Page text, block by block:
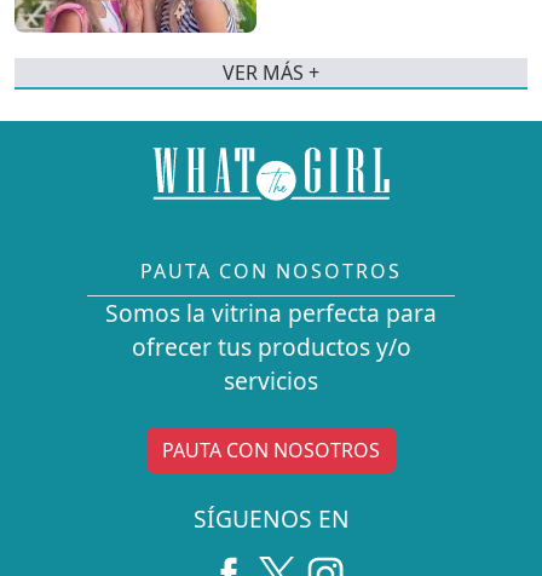
VER MÁS +
PAUTA CON NOSOTROS
Somos la vitrina perfecta para
ofrecer tus productos y/o
servicios
PAUTA CON NOSOTROS
SÍGUENOS EN